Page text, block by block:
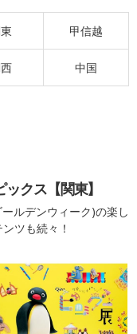
甲信越
中国
クス【関東】
ルデンウィーク)の楽し
ツも続々！